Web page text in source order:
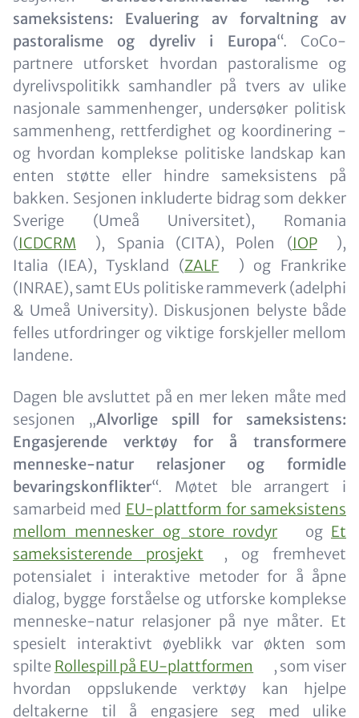
sameksistens: Evaluering av forvaltning av
pastoralisme og dyreliv i Europa“. CoCo-
partnere utforsket hvordan pastoralisme og
dyrelivspolitikk samhandler på tvers av ulike
nasjonale sammenhenger, undersøker politisk
sammenheng, rettferdighet og koordinering -
og hvordan komplekse politiske landskap kan
enten støtte eller hindre sameksistens på
bakken. Sesjonen inkluderte bidrag som dekker
Sverige (Umeå Universitet), Romania
(ICDCRM ), Spania (CITA), Polen (IOP
),
Italia (IEA), Tyskland (ZALF
) og Frankrike
(INRAE), samt EUs politiske rammeverk (adelphi
& Umeå University). Diskusjonen belyste både
felles utfordringer og viktige forskjeller mellom
landene.
Dagen ble avsluttet på en mer leken måte med
sesjonen „Alvorlige spill for sameksistens:
Engasjerende verktøy for å transformere
menneske-natur relasjoner og formidle
bevaringskonflikter“. Møtet ble arrangert i
samarbeid med EU-plattform for sameksistens
mellom mennesker og store rovdyr
og Et
sameksisterende prosjekt
, og fremhevet
potensialet i interaktive metoder for å åpne
dialog, bygge forståelse og utforske komplekse
menneske-natur relasjoner på nye måter. Et
spesielt interaktivt øyeblikk var økten som
spilte Rollespill på EU-plattformen
, som viser
hvordan oppslukende verktøy kan hjelpe
deltakerne til å engasjere seg med ulike